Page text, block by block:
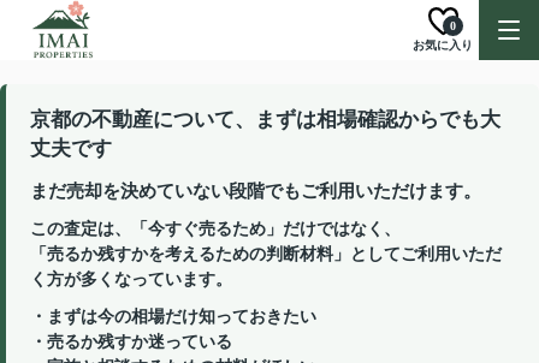
お気に入り
0
京都の不動産について、まずは相場確認からでも大
丈夫です
まだ売却を決めていない段階でもご利用いただけます。
この査定は、「今すぐ売るため」だけではなく、
「売るか残すかを考えるための判断材料」としてご利用いただ
く方が多くなっています。
・まずは今の相場だけ知っておきたい
・売るか残すか迷っている